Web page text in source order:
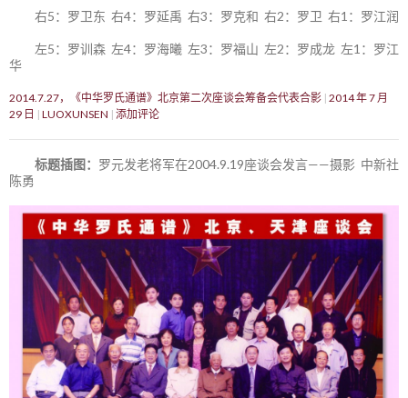
右5：罗卫东 右4：罗延禹 右3：罗克和 右2：罗卫 右1：罗江润
左5：罗训森 左4：罗海曦 左3：罗福山 左2：罗成龙 左1：罗江
华
2014.7.27，《中华罗氏通谱》北京第二次座谈会筹备会代表合影 2014 年 7 月
29 日
LUOXUNSEN 添加评论
标题插图： 罗元发老将军在2004.9.19座谈会发言——摄影 中新社
陈勇